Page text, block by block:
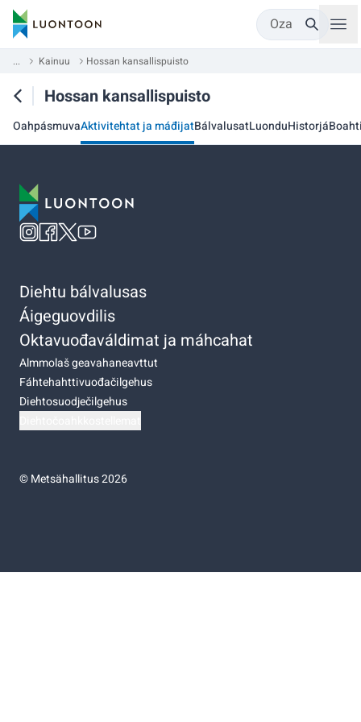
Oza
... Kainuu Hossan kansallispuisto
Hossan kansallispuisto
OahpásmuvaAktivitehtat ja máđijatBálvalusatLuonduHistorjá
Diehtu bálvalusas
Áigeguovdilis
Oktavuođaváldimat ja máhcahat
Almmolaš geavahaneavttut
Fáhtehahttivuođačilgehus
Diehtosuodječilgehus
©Metsähallitus 2026